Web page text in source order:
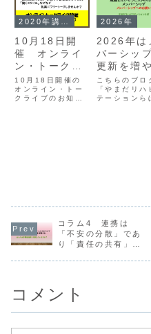
10月18日開
催 オンライ
ン・トークラ
イブ「訪問看
護とか通所事
業で働いて考
10月18日開催の
オンライン・トー
クライブのお知ら
2026年
2026年は
バーシッ
更新を増や
ます
こちらのブロ
「やまだリハ
テーションら
す。臨床経...
コラム4 連携は
「不安の分散」であ
り「責任の共有」で
コメント